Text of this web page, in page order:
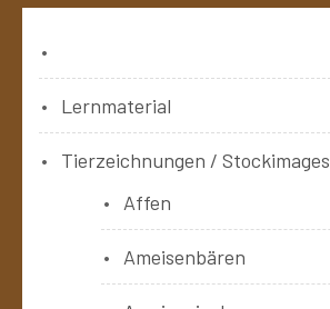
Lernmaterial
Tierzeichnungen / Stockimages
Affen
Ameisenbären